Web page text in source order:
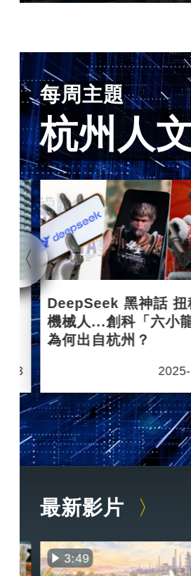
每周主題
杭州人
03
DeepSeek 黑神話 扭
機械人...創科「六小龍
為何出自杭州？
最新影片
3:49